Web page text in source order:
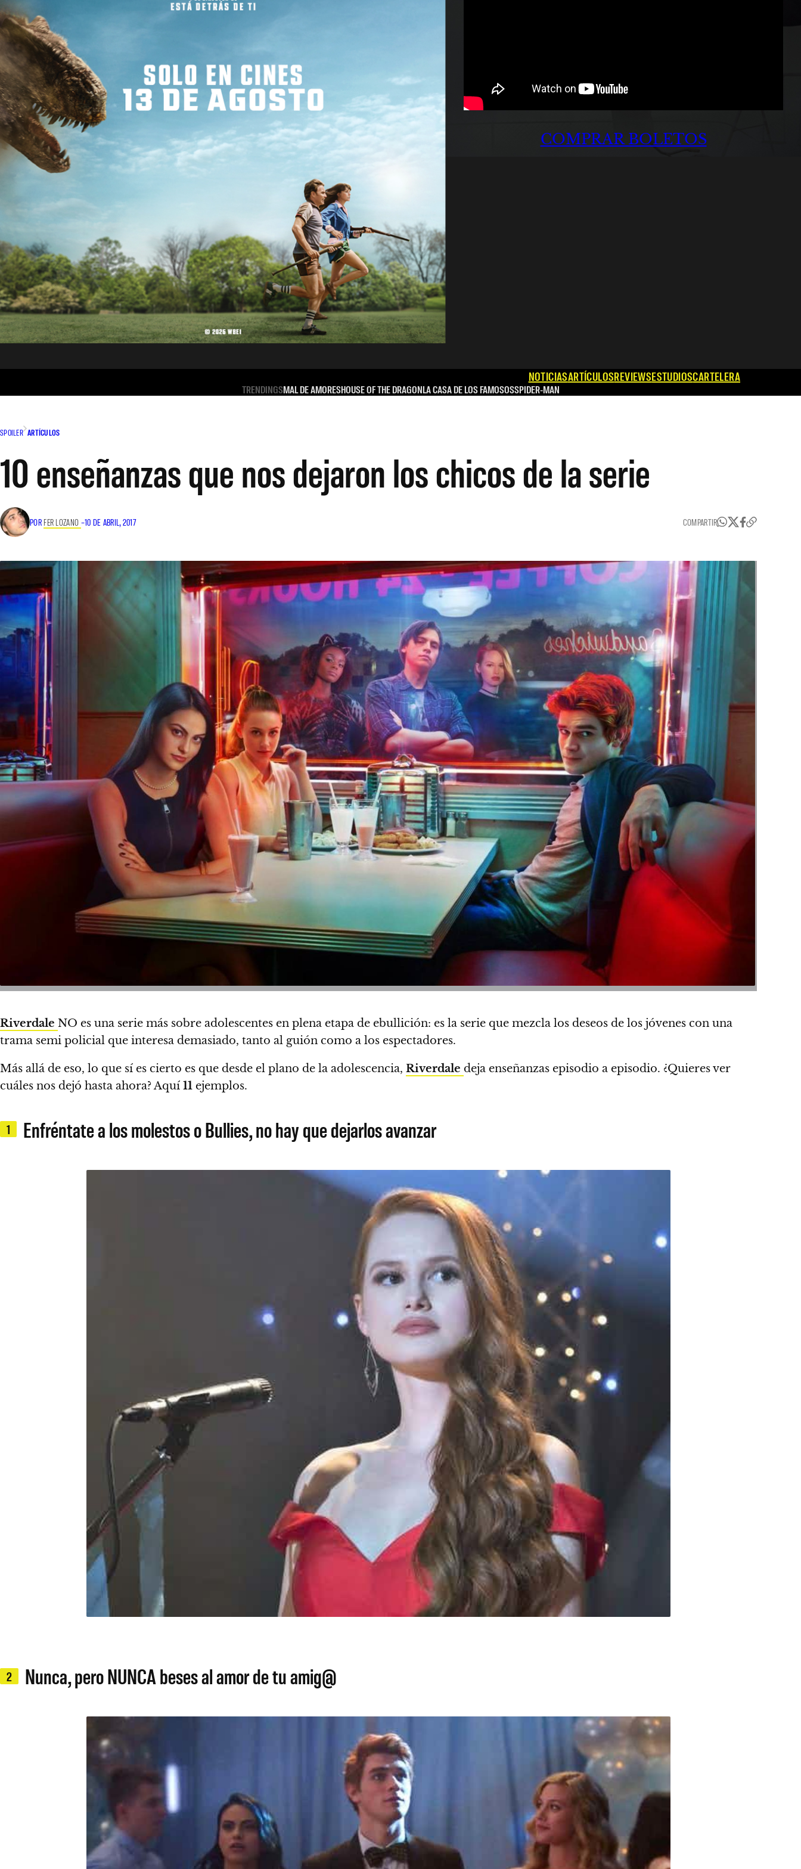
COMPRAR BOLETOS
NOTICIASARTÍCULOSREVIEWSESTUDIOSCARTELERA
TRENDINGSMAL DE AMORESHOUSE OF THE DRAGONLA CASA DE LOS FAMOSOSSPIDER-MAN
SPOILER ARTÍCULOS
10 enseñanzas que nos dejaron los chicos de la serie
POR FER LOZANO –10 DE ABRIL, 2017 COMPARTIR
Riverdale NO es una serie más sobre adolescentes en plena etapa de ebullición: es la serie que mezcla los deseos de los jóvenes con una
trama semi policial que interesa demasiado, tanto al guión como a los espectadores.
Más allá de eso, lo que sí es cierto es que desde el plano de la adolescencia, Riverdale deja enseñanzas episodio a episodio. ¿Quieres ver
cuáles nos dejó hasta ahora? Aquí 11 ejemplos.
1 Enfréntate a los molestos o Bullies, no hay que dejarlos avanzar
2 Nunca, pero NUNCA beses al amor de tu amig@